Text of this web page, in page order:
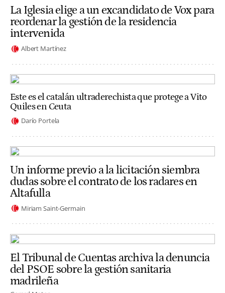
La Iglesia elige a un excandidato de Vox para
reordenar la gestión de la residencia
intervenida
Albert Martínez
Este es el catalán ultraderechista que protege a Vito
Quiles en Ceuta
Darío Portela
Un informe previo a la licitación siembra
dudas sobre el contrato de los radares en
Altafulla
Miriam Saint-Germain
El Tribunal de Cuentas archiva la denuncia
del PSOE sobre la gestión sanitaria
madrileña